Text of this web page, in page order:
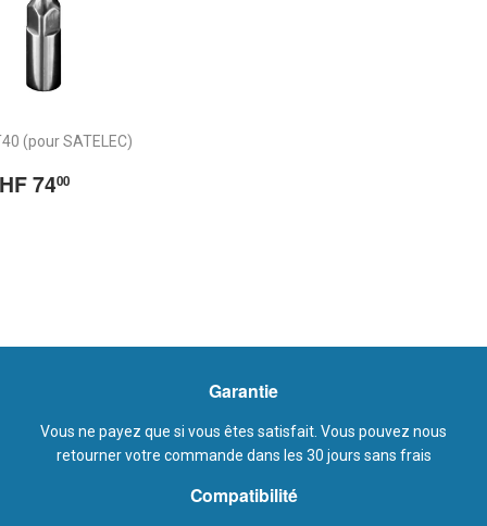
(pour SATELEC)
7400
Garantie
Vous ne payez que si vous êtes satisfait. Vous pouvez nous
retourner votre commande dans les 30 jours sans frais
Compatibilité